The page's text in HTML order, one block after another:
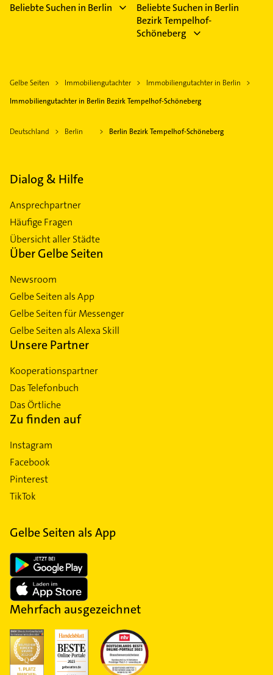
Beliebte Suchen in Berlin
Beliebte Suchen in Berlin
Bezirk Tempelhof-
Schöneberg
Gelbe Seiten Immobiliengutachter
Immobiliengutachter in Berlin
Immobiliengutachter in Berlin Bezirk Tempelhof-Schöneberg
Deutschland Berlin Berlin Bezirk Tempelhof-Schöneberg
Dialog & Hilfe
Ansprechpartner
Häufige Fragen
Übersicht aller Städte
Über Gelbe Seiten
Newsroom
Gelbe Seiten als App
Gelbe Seiten für Messenger
Gelbe Seiten als Alexa Skill
Unsere Partner
Kooperationspartner
Das Telefonbuch
Das Örtliche
Zu finden auf
Instagram
Facebook
Pinterest
TikTok
Gelbe Seiten als App
Mehrfach ausgezeichnet